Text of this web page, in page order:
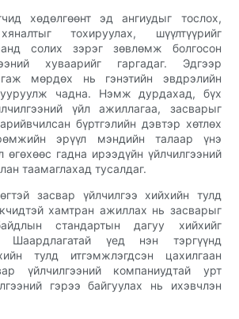
хөдөлгөөнт эд ангиудыг тослох,
тохируулах, шүүлтүүрийг
солих зэрэг зөвлөмж болгосон
хуваарийг гаргадаг. Эдгээр
мөрдөх нь гэнэтийн эвдрэлийн
чадна. Нэмж дурдахад, бүх
үйл ажиллагаа, засварыг
бүртгэлийн дэвтэр хөтлөх
эрүүл мэндийн талаар үнэ
өгөхөөс гадна ирээдүйн үйлчилгээний
таамаглахад тусалдаг.
засвар үйлчилгээ хийхийн тулд
хамтран ажиллах нь засварыг
стандартын дагуу хийхийг
Шаардлагатай үед нэн тэргүүнд
тулд итгэмжлэгдсэн цахилгаан
үйлчилгээний компаниудтай урт
гэрээ байгуулах нь ихэвчлэн